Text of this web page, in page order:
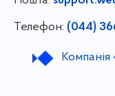
Телефон: (044)